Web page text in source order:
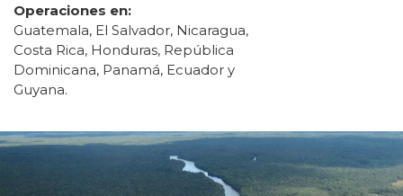
Operaciones en:
Guatemala, El Salvador, Nicaragua,
Costa Rica, Honduras, República
Dominicana, Panamá, Ecuador y
Guyana.